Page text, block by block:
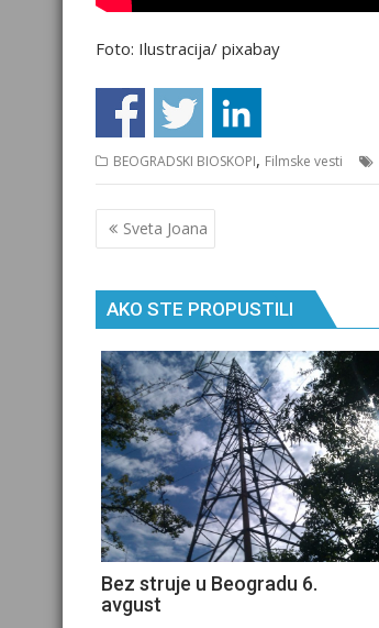
Foto: Ilustracija/ pixabay
BEOGRADSKI BIOSKOPI, Filmske vesti
Кретање
чланка
Sveta Joana
AKO STE PROPUSTILI
Bez struje u Beogradu 6.
avgust